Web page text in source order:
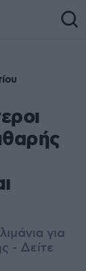
για
- Δείτε